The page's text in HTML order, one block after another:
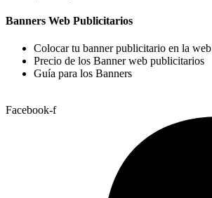
Banners Web Publicitarios
Colocar tu banner publicitario en la web
Precio de los Banner web publicitarios
Guía para los Banners
Facebook-f